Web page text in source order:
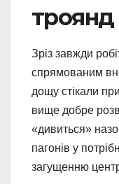
троянд
Зріз завжди
спрямованим
дощу стікали
вище добре
«дивиться»
пагонів у
загущенню